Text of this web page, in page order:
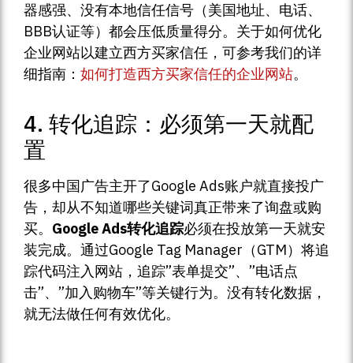
器感强、没有本地信任信号（美国地址、电话、
BBB认证等）都会压低质量得分。关于如何优化
企业网站以建立西方买家信任，可参考我们的详
细指南： 如何打造西方买家信任的企业网站。
4. 转化追踪：必须第一天就配
置
很多中国广告主开了Google Ads账户就直接投广
告，却从不知道哪些关键词真正带来了询盘或购
买。 Google Ads转化追踪必须在投放第一天就安
装完成。通过Google Tag Manager（GTM）将追
踪代码注入网站，追踪”表单提交”、”电话点
击”、”加入购物车”等关键行为。没有转化数据，
就无法做任何有效优化。